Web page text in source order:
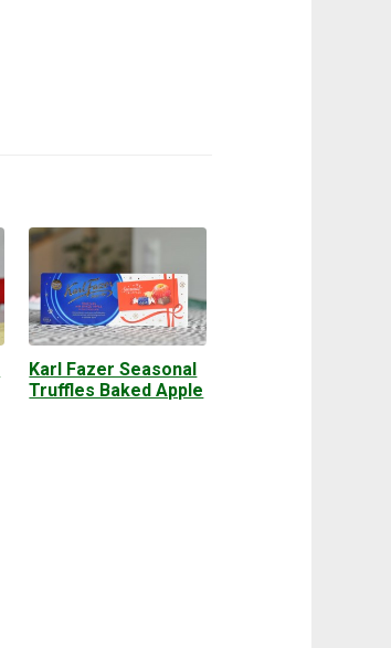
Karl Fazer Seasonal
Truffles Baked Apple